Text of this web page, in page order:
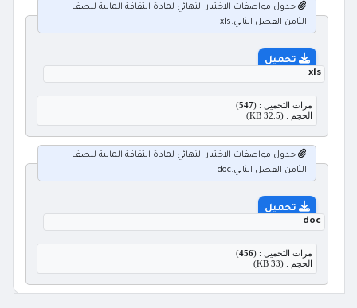
جدول مواصفات الاختبار النهائي لمادة الثقافة المالية للصف
الثامن الفصل الثاني.xls
تحميل
xls
مرات التحميل : (547
)
الحجم : (32.5 KB)
جدول مواصفات الاختبار النهائي لمادة الثقافة المالية للصف
الثامن الفصل الثاني.doc
تحميل
doc
مرات التحميل : (456
)
الحجم : (33 KB)